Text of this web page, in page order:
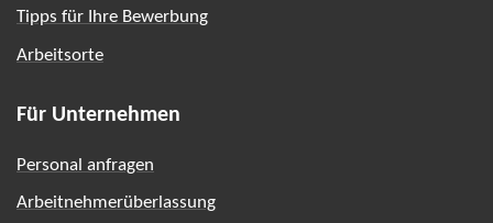
Tipps für Ihre Bewerbung
Arbeitsorte
Für Unternehmen
Personal anfragen
Arbeitnehmerüberlassung